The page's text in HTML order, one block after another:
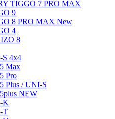
TIGGO 7 PRO MAX
9
8 PRO MAX New
4
8
S 4x4
Max
Pro
Plus / UNI-S
NEW
K
T